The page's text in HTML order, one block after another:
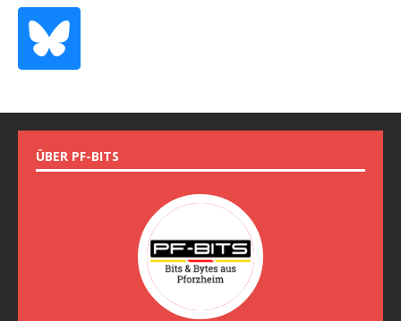
ÜBER PF-BITS